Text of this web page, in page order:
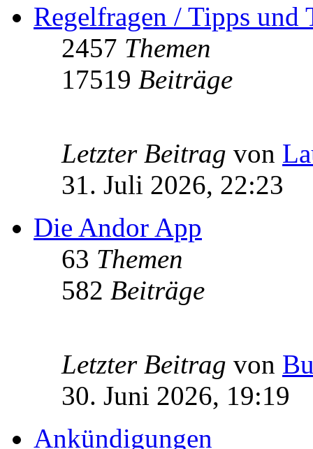
Regelfragen / Tipps und
2457 Themen
17519 Beiträge
Letzter Beitrag von
31. Juli 2026, 22:23
Die Andor App
63 Themen
582 Beiträge
Letzter Beitrag von
30. Juni 2026, 19:19
Ankündigungen